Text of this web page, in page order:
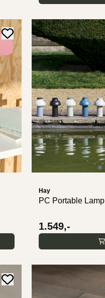
Hay
PC Portable Lamp
1.549,-